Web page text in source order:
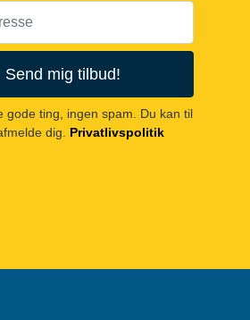
Send mig tilbud!
gode ting, ingen spam. Du kan til
dig.
Privatlivspolitik